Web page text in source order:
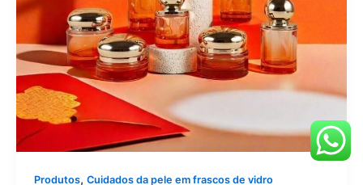
Produtos, Cuidados da pele em frascos de vidro